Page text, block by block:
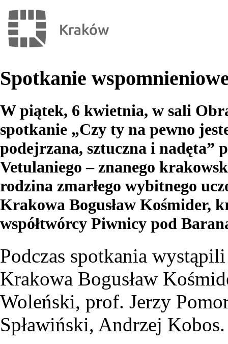
Spotkanie
W piątek, 6 kwietnia, w sali
spotkanie „Czy ty na pewno
podejrzana, sztuczna i nadęta”
Vetulaniego – znanego
rodzina zmarłego wybitnego
Krakowa Bogusław Kośmider,
współtwórcy Piwnicy pod
Podczas spotkania
Krakowa Bogusław
Woleński, prof. Jerzy
Spławiński, Andrzej Kobos.